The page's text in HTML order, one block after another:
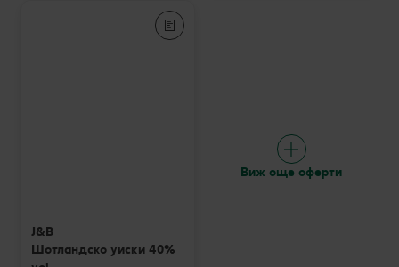
J&B
Шотландско уиски 40%
Виж още оферти